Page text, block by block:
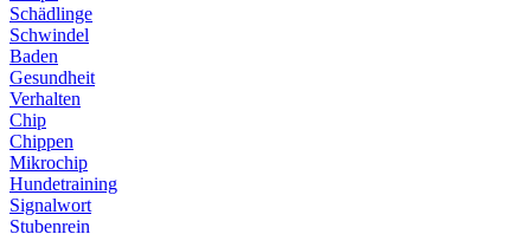
Schädlinge
Schwindel
Baden
Gesundheit
Verhalten
Chip
Chippen
Mikrochip
Hundetraining
Signalwort
Stubenrein